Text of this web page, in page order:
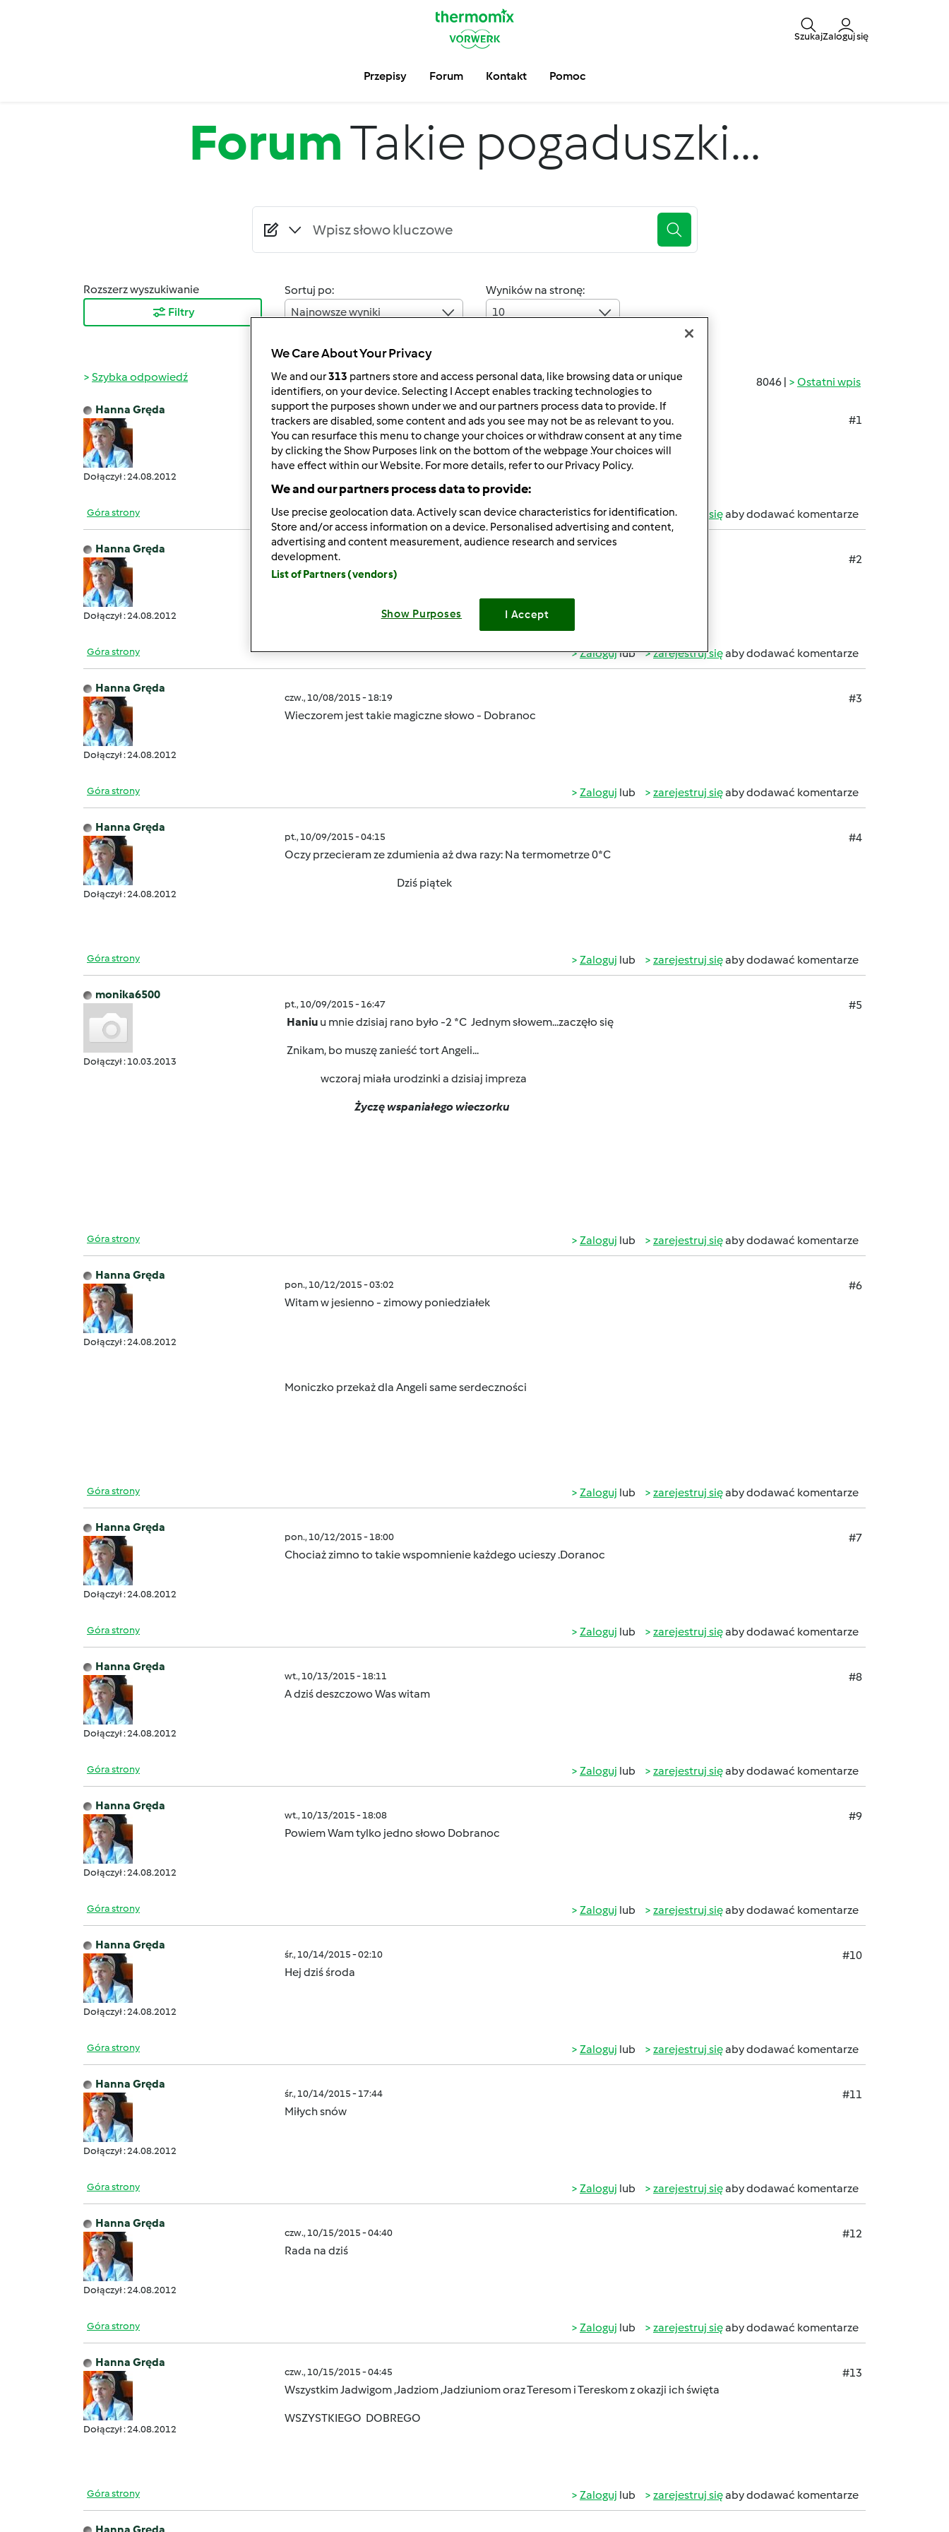
SzukajZaloguj się
Przepisy Forum Kontakt Pomoc
ForumTakie pogaduszki...
Rozszerz wyszukiwanie
Filtry
Sortuj po:
Najnowsze wyniki
Wyników na stronę:
10
8046 | Ostatni wpis
Szybka odpowiedź
Hanna Gręda
Dołączył : 24.08.2012
śr., 10/07/2015 - 17:15
#1
Pora już odpocząć .Dobranoc
Góra strony Zalogujlub zarejestruj sięaby dodawać komentarze
Hanna Gręda
Dołączył : 24.08.2012
czw., 10/08/2015 - 02:02
#2
Już wstałam i piję kawkę .Dla Was też zostawiam
Góra strony Zalogujlub zarejestruj sięaby dodawać komentarze
Hanna Gręda
Dołączył : 24.08.2012
czw., 10/08/2015 - 18:19
#3
Wieczorem jest takie magiczne słowo - Dobranoc
Góra strony Zaloguj lub zarejestruj sięaby dodawać komentarze
Hanna Gręda
Dołączył : 24.08.2012
pt., 10/09/2015 - 04:15
#4
Oczy przecieram ze zdumienia aż dwa razy: Na termometrze 0*C
Dziś piątek
Góra strony Zaloguj lub zarejestruj sięaby dodawać komentarze
monika6500
Dołączył : 10.03.2013
pt., 10/09/2015 - 16:47
#5
Haniu u mnie dzisiaj rano było -2 *C Jednym słowem...zaczęło się
Znikam, bo muszę zanieść tort Angeli...
wczoraj miała urodzinki a dzisiaj impreza
Życzę wspaniałego wieczorku
Góra strony Zaloguj lub zarejestruj sięaby dodawać komentarze
Hanna Gręda
Dołączył : 24.08.2012
pon., 10/12/2015 - 03:02
#6
Witam w jesienno - zimowy poniedziałek
Moniczko przekaż dla Angeli same serdeczności
Góra strony Zaloguj lub zarejestruj sięaby dodawać komentarze
Hanna Gręda
Dołączył : 24.08.2012
pon., 10/12/2015 - 18:00
#7
Chociaż zimno to takie wspomnienie każdego ucieszy .Doranoc
Góra strony Zaloguj lub zarejestruj sięaby dodawać komentarze
Hanna Gręda
Dołączył : 24.08.2012
wt., 10/13/2015 - 18:11
#8
A dziś deszczowo Was witam
Góra strony Zaloguj lub zarejestruj sięaby dodawać komentarze
Hanna Gręda
Dołączył : 24.08.2012
wt., 10/13/2015 - 18:08
#9
Powiem Wam tylko jedno słowo Dobranoc
Góra strony Zaloguj lub zarejestruj sięaby dodawać komentarze
Hanna Gręda
Dołączył : 24.08.2012
śr., 10/14/2015 - 02:10
#10
Hej dziś środa
Góra strony Zaloguj lub zarejestruj sięaby dodawać komentarze
Hanna Gręda
Dołączył : 24.08.2012
śr., 10/14/2015 - 17:44
#11
Miłych snów
Góra strony Zaloguj lub zarejestruj sięaby dodawać komentarze
Hanna Gręda
Dołączył : 24.08.2012
czw., 10/15/2015 - 04:40
#12
Rada na dziś
Góra strony Zaloguj lub zarejestruj sięaby dodawać komentarze
Hanna Gręda
Dołączył : 24.08.2012
czw., 10/15/2015 - 04:45
#13
Wszystkim Jadwigom ,Jadziom ,Jadziuniom oraz Teresom i Tereskom z okazji ich święta
WSZYSTKIEGO DOBREGO
Góra strony Zaloguj lub zarejestruj sięaby dodawać komentarze
We Care About Your Privacy
We and our313 partners store and access personal data, like browsing data or unique
identifiers, on your device. Selecting I Accept enables tracking technologies to
support the purposes shown under we and our partners process data to provide. If
trackers are disabled, some content and ads you see may not be as relevant to you.
You can resurface this menu to change your choices or withdraw consent at any time
by clicking the Show Purposes link on the bottom of the webpage .Your choices will
have effect within our Website. For more details, refer to our Privacy Policy.
We and our partners process data to provide:
Use precise geolocation data. Actively scan device characteristics for identification.
Store and/or access information on a device. Personalised advertising and content,
advertising and content measurement, audience research and services
development.
List of Partners (vendors)
Show Purposes I Accept